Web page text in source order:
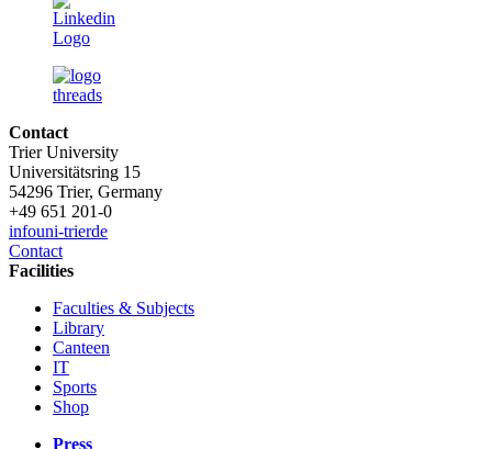
Contact
Trier University
Universitätsring 15
54296 Trier, Germany
+49 651 201-0
infouni-trierde
Contact
Facilities
Faculties & Subjects
Library
Canteen
IT
Sports
Shop
Press